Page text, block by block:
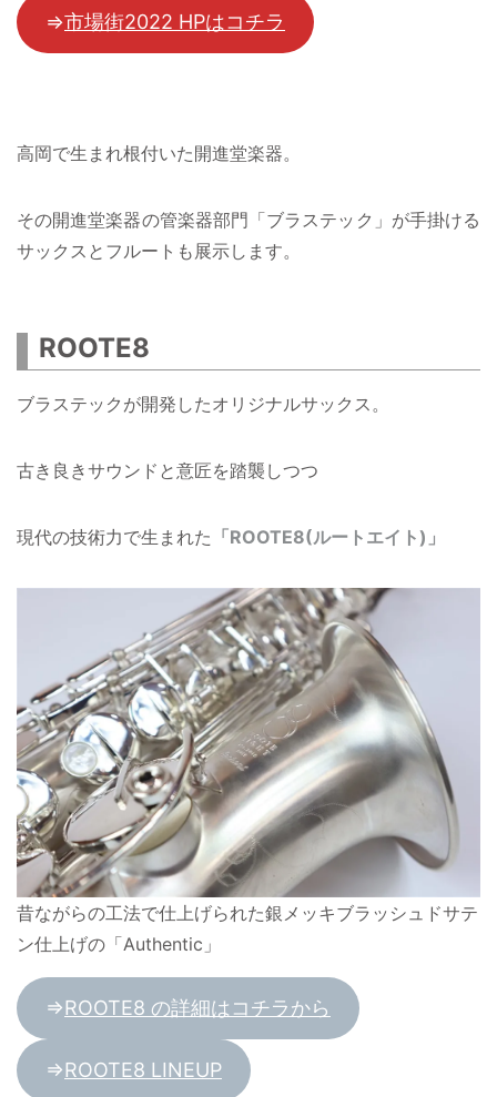
⇒市場街2022 HPはコチラ
高岡で生まれ根付いた開進堂楽器。
その開進堂楽器の管楽器部門「ブラステック」が手掛ける
サックスとフルートも展示します。
ROOTE8
ブラステックが開発したオリジナルサックス。
古き良きサウンドと意匠を踏襲しつつ
現代の技術力で生まれた 「ROOTE8(ルートエイト)」
昔ながらの工法で仕上げられた銀メッキブラッシュドサテ
ン仕上げの「Authentic」
⇒ROOTE8 の詳細はコチラから
⇒ROOTE8 LINEUP